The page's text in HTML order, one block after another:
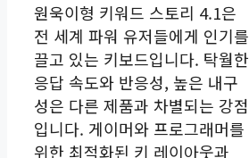
원욱이형 키워드 스토리 4.1은
전 세계 파워 유저들에게 인기를
끌고 있는 키보드입니다. 탁월한
응답 속도와 반응성, 높은 내구
성은 다른 제품과 차별되는 강점
입니다. 게이머와 프로그래머를
위한 최적화된 키 레이아웃과